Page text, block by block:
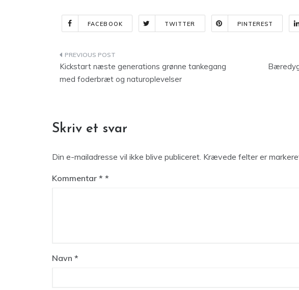
FACEBOOK TWITTER PINTEREST
Indlægsnavigation
Kickstart næste generations grønne tankegang
med foderbræt og naturoplevelser
Skriv et svar
Din e-mailadresse vil ikke blive publiceret. Krævede felter er
Kommentar *
Navn *